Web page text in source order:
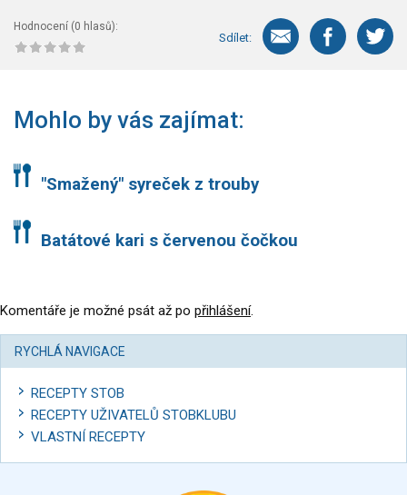
Hodnocení (0 hlasů):
Sdílet:
Mohlo by vás zajímat:
"Smažený" syreček z trouby
Batátové kari s červenou čočkou
Komentáře je možné psát až po přihlášení.
RYCHLÁ NAVIGACE
RECEPTY STOB
RECEPTY UŽIVATELŮ STOBKLUBU
VLASTNÍ RECEPTY